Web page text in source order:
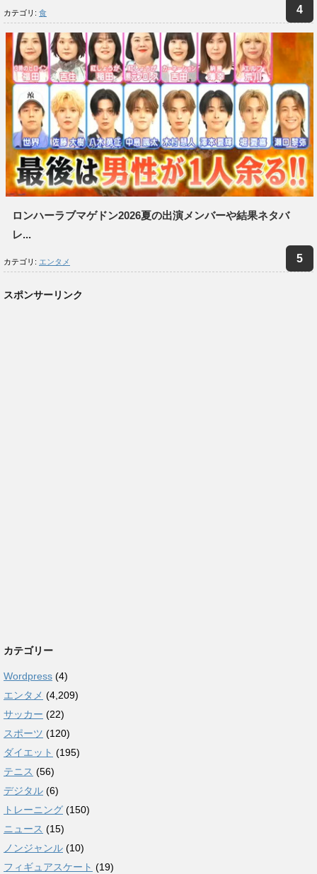
カテゴリ: 食
ロンハーラブマゲドン2026夏の出演メンバーや結果ネタバ
レ...
カテゴリ: エンタメ
スポンサーリンク
カテゴリー
Wordpress (4)
エンタメ (4,209)
サッカー (22)
スポーツ (120)
ダイエット (195)
テニス (56)
デジタル (6)
トレーニング (150)
ニュース (15)
ノンジャンル (10)
フィギュアスケート (19)